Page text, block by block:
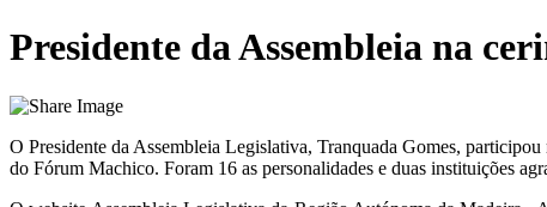
Presidente da Assembleia na
O Presidente da Assembleia Legislativa, Tranquada Gomes,
do Fórum Machico. Foram 16 as personalidades e duas instituições